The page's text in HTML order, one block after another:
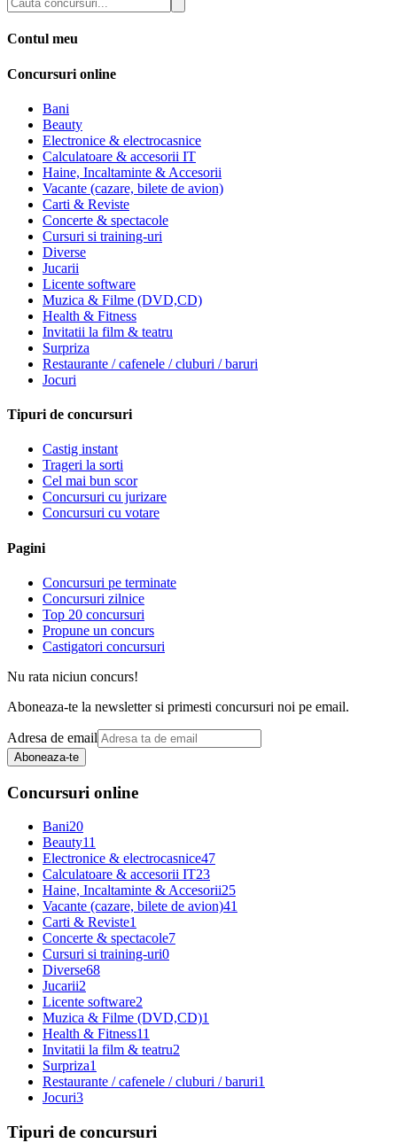
Contul meu
Concursuri online
Bani
Beauty
Electronice & electrocasnice
Calculatoare & accesorii IT
Haine, Incaltaminte & Accesorii
Vacante (cazare, bilete de avion)
Carti & Reviste
Concerte & spectacole
Cursuri si training-uri
Diverse
Jucarii
Licente software
Muzica & Filme (DVD,CD)
Health & Fitness
Invitatii la film & teatru
Surpriza
Restaurante / cafenele / cluburi / baruri
Jocuri
Tipuri de concursuri
Castig instant
Trageri la sorti
Cel mai bun scor
Concursuri cu jurizare
Concursuri cu votare
Pagini
Concursuri pe terminate
Concursuri zilnice
Top 20 concursuri
Propune un concurs
Castigatori concursuri
Nu rata niciun concurs!
Aboneaza-te la newsletter si primesti concursuri noi pe email.
Adresa de email
Aboneaza-te
Concursuri online
Bani20
Beauty11
Electronice & electrocasnice47
Calculatoare & accesorii IT23
Haine, Incaltaminte & Accesorii25
Vacante (cazare, bilete de avion)41
Carti & Reviste1
Concerte & spectacole7
Cursuri si training-uri0
Diverse68
Jucarii2
Licente software2
Muzica & Filme (DVD,CD)1
Health & Fitness11
Invitatii la film & teatru2
Surpriza1
Restaurante / cafenele / cluburi / baruri1
Jocuri3
Tipuri de concursuri